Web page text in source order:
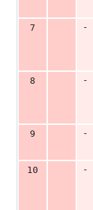
7
-
8
-
9
-
10
-